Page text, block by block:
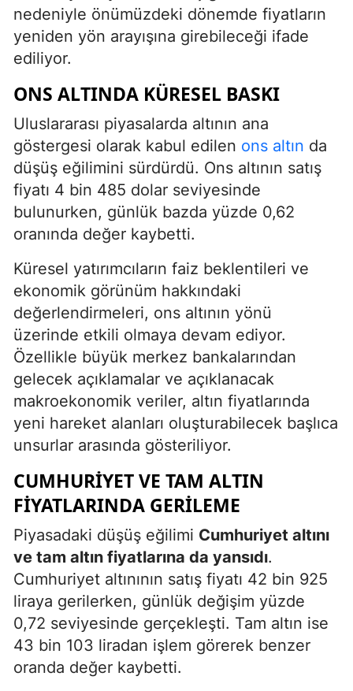
nedeniyle önümüzdeki dönemde fiyatların
yeniden yön arayışına girebileceği ifade
ediliyor.
ONS ALTINDA KÜRESEL BASKI
Uluslararası piyasalarda altının ana
göstergesi olarak kabul edilen ons altın da
düşüş eğilimini sürdürdü. Ons altının satış
fiyatı 4 bin 485 dolar seviyesinde
bulunurken, günlük bazda yüzde 0,62
oranında değer kaybetti.
Küresel yatırımcıların faiz beklentileri ve
ekonomik görünüm hakkındaki
değerlendirmeleri, ons altının yönü
üzerinde etkili olmaya devam ediyor.
Özellikle büyük merkez bankalarından
gelecek açıklamalar ve açıklanacak
makroekonomik veriler, altın fiyatlarında
yeni hareket alanları oluşturabilecek başlıca
unsurlar arasında gösteriliyor.
CUMHURIYET VE TAM ALTIN
FIYATLARINDA GERILEME
Piyasadaki düşüş eğilimi Cumhuriyet altını
ve tam altın fiyatlarına da yansıdı.
Cumhuriyet altınının satış fiyatı 42 bin 925
liraya gerilerken, günlük değişim yüzde
0,72 seviyesinde gerçekleşti. Tam altın ise
43 bin 103 liradan işlem görerek benzer
oranda değer kaybetti.